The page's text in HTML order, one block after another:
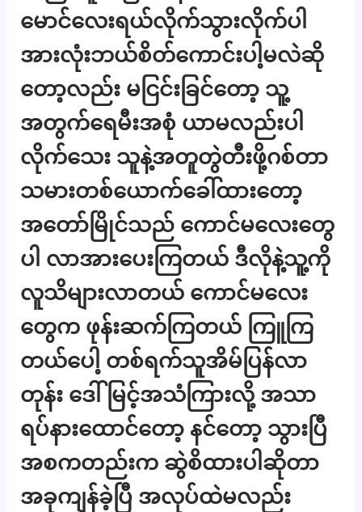
မောင်လေးရယ်လိုက်သွားလိုက်ပါ
အားလုံးဘယ်စိတ်ကောင်းပါ့မလဲဆို
တော့လည်း မငြင်းခြင်တော့ သူ့
အတွက်ရေမီးအစုံ ယာမလည်းပါ
လိုက်သေး သူနဲ့အတူတွဲတီးဖို့ဂစ်တာ
သမားတစ်ယောက်ခေါ်ထားတော့
အတော်မြိုင်သည် ကောင်မလေးတွေ
ပါ လာအားပေးကြတယ် ဒီလိုနဲ့သူ့ကို
လူသိများလာတယ် ကောင်မလေး
တွေက ဖုန်းဆက်ကြတယ် ကြူကြ
တယ်ပေါ့ တစ်ရက်သူအိမ်ပြန်လာ
တုန်း ဒေါ်မြင့်အသံကြားလို့ အသာ
ရပ်နားထောင်တော့ နင်တော့ သွားပြီ
အစကတည်းက ဆွဲစိထားပါဆိုတာ
အခုကျန်ခဲ့ပြီ အလုပ်ထဲမလည်း